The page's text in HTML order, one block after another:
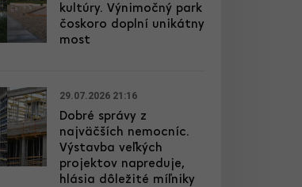
kultúry. Výnimočný park
čoskoro doplní unikátny
most
29.07.2026 21:16
Dobré správy z
najväčších nemocníc.
Výstavba veľkých
projektov napreduje,
hlásia dôležité míľniky